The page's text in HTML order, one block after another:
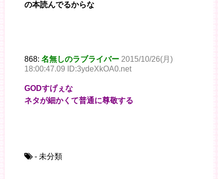
の本読んでるからな
868: 名無しのラブライバー 2015/10/26(月)
18:00:47.09 ID:3ydeXkOA0.net
GODすげぇな
ネタが細かくて普通に尊敬する
- 未分類